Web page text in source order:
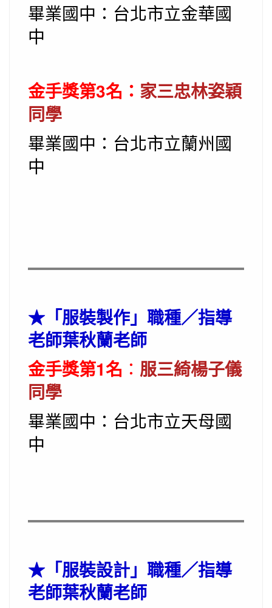
畢業國中：台北市立金華國
中
金手獎第3名： 家三忠林姿穎
同學
畢業國中：台北市立蘭州國
中
★ 「服裝製作」職種／指導
老師葉秋蘭老師
金手獎第1名 ： 服三綺楊子儀
同學
畢業國中：台北市立天母國
中
★ 「服裝設計」職種／指導
老師葉秋蘭老師